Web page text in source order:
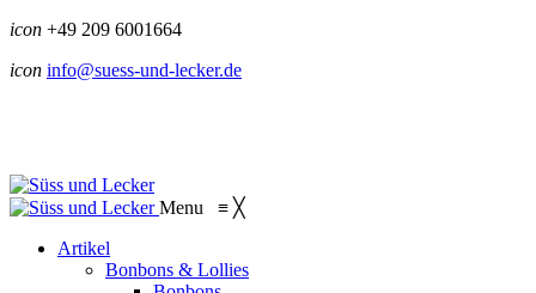
icon +49 209 6001664
icon info@suess-und-lecker.de
Menu ≡ ╳
Artikel
Bonbons & Lollies